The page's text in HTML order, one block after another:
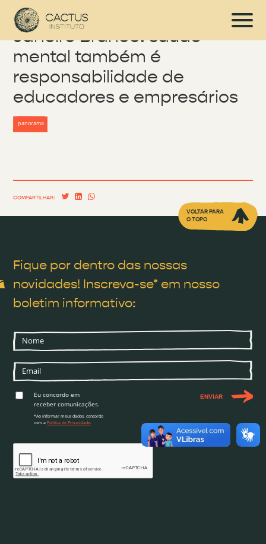
Janeiro Branco: saúde
mental também é
responsabilidade de
educadores e empresários
panorama
COMPARTILHAR:
VOLTAR PARA
O TOPO
Fique por dentro das nossas
novidades! Inscreva-se* em nosso
boletim informativo:
Eu concordo em
receber comunicações.
*Ao informar meus dados, concordo
com aPolítica de Privacidade.
ENVIAR